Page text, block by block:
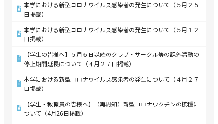
本学における新型コロナウイルス感染者の発生について（５月２５
日掲載）
本学における新型コロナウイルス感染者の発生について（５月１２
日掲載）
【学生の皆様へ】５月６日以降のクラブ・サークル等の課外活動の
停止期間延長について（４月２７日掲載）
本学における新型コロナウイルス感染者の発生について（４月２７
日掲載）
【学生・教職員の皆様へ】（再周知）新型コロナワクチンの接種に
ついて（4月26日掲載）